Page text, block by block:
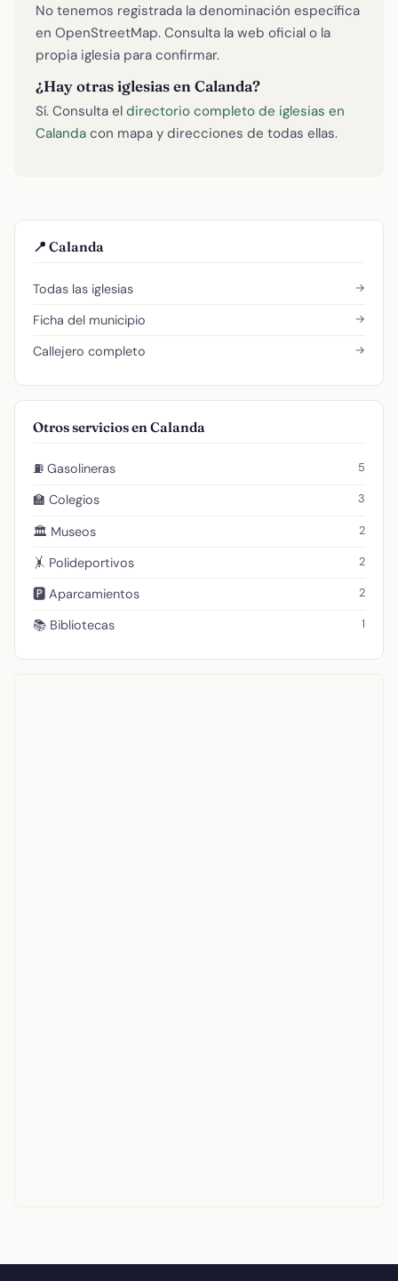
No tenemos registrada la denominación específica
en OpenStreetMap. Consulta la web oficial o la
propia iglesia para confirmar.
¿Hay otras iglesias en Calanda?
Sí. Consulta el directorio completo de iglesias en
Calanda con mapa y direcciones de todas ellas.
📍 Calanda
Todas las iglesias →
Ficha del municipio →
Callejero completo →
Otros servicios en Calanda
⛽ Gasolineras 5
🏫 Colegios 3
🏛️ Museos 2
🤸 Polideportivos 2
🅿️ Aparcamientos 2
📚 Bibliotecas 1